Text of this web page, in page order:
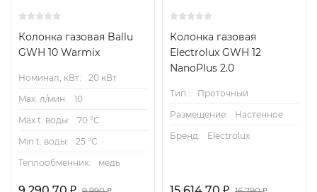
Колонка газовая Ballu
GWH 10 Warmix
Номинал, кВт:
20 кВт
Max. л/мин:
10
Max t. воды:
70 °C
Min t. воды:
25 °C
Теплообменник:
медь
Колонка газовая
Electrolux GWH 12
NanoPlus 2.0
Тип.:
Проточный
Размещение:
Настенное
Бренд:
Electrolux